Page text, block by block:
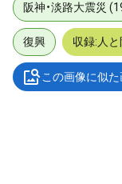
阪神・淡路大震災
復興 収録:人
この画像に似